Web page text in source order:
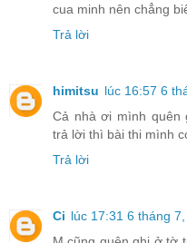
cua minh nên chẳng
Trả lời
himitsu lúc 16:57 6
Cả nhà ơi mình quên
trả lời thì bài thi mình
Trả lời
Ci lúc 17:31 6 tháng